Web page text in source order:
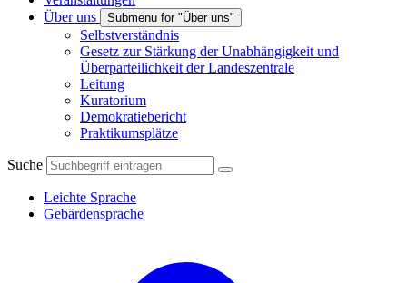
Über uns
Submenu for "Über uns"
Selbstverständnis
Gesetz zur Stärkung der Unabhängigkeit und
Überparteilichkeit der Landeszentrale
Leitung
Kuratorium
Demokratiebericht
Praktikumsplätze
Suche
Leichte Sprache
Gebärdensprache